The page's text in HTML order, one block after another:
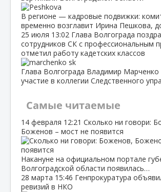
В регионе — кадровые подвижки:
временно возглавит Ирина Пешкова,
25 июля 13:02 Глава Волгограда
сотрудников СК с профессиональным
отметил работу кадетских классов
Глава Волгограда Владимир Марченко
участие в коллегии Следственного
Самые читаемые
14 февраля 12:21 Сколько ни говори:
Боженов – мост не появится
Накануне на официальном портале
Волгоградской области появилась…
28 марта 15:46 Генпрокуратура
ревизий в НКО